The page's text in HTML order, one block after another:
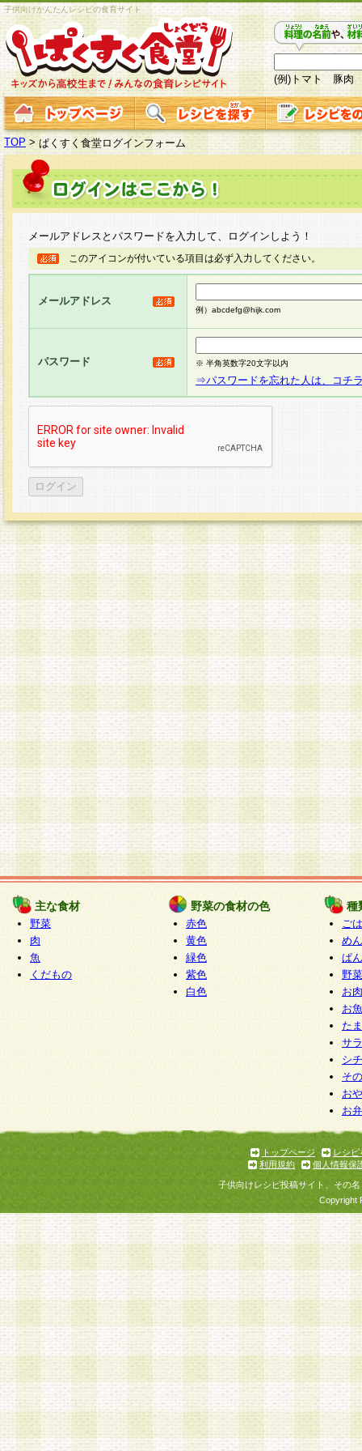
子供向けかんたんレシピの食育サイト
(例)トマト 豚肉
TOP > ぱくすく食堂ログインフォーム
メールアドレスとパスワードを入力して、ログインしよう！
このアイコンが付いている項目は必ず入力してください。
メールアドレス
例）abcdefg@hijk.com
パスワード ※ 半角英数字20文字以内
⇒パスワードを忘れた人は、コチ
主な食材
野菜
肉
魚
くだもの
野菜の食材の色
赤色
黄色
緑色
紫色
白色
種
ご
めん
ぱん
野
お
お
た
サ
シ
そ
お
お
トップページ
レシピ
利用規約
個人情報保
子供向けレシピ投稿サイト、その
Copyright